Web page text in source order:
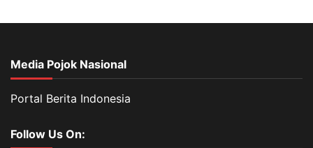
Media Pojok Nasional
Portal Berita Indonesia
Follow Us On: